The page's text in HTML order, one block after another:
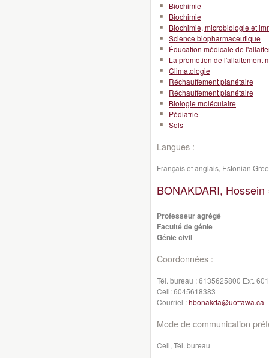
Biochimie
Biochimie
Biochimie, microbiologie et
Science biopharmaceutique
Éducation médicale de
La promotion de l'allaitement
Climatologie
Réchauffement planétaire
Réchauffement planétaire
Biologie moléculaire
Pédiatrie
Sols
Langues :
Français et anglais, Estonian
BONAKDARI, Hossein
Professeur agrégé
Faculté de génie
Génie civil
Coordonnées :
Tél. bureau :6135625800 Ext.
Cell:6045618383
Courriel :hbonakda@uottawa.ca
Mode de communication
Cell, Tél. bureau